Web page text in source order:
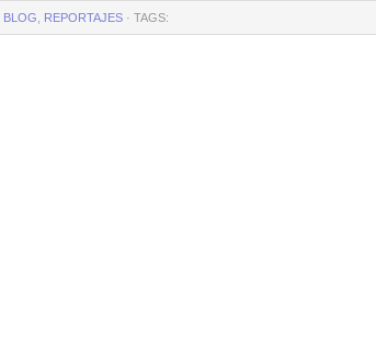
BLOG REPORTAJES · TAGS: